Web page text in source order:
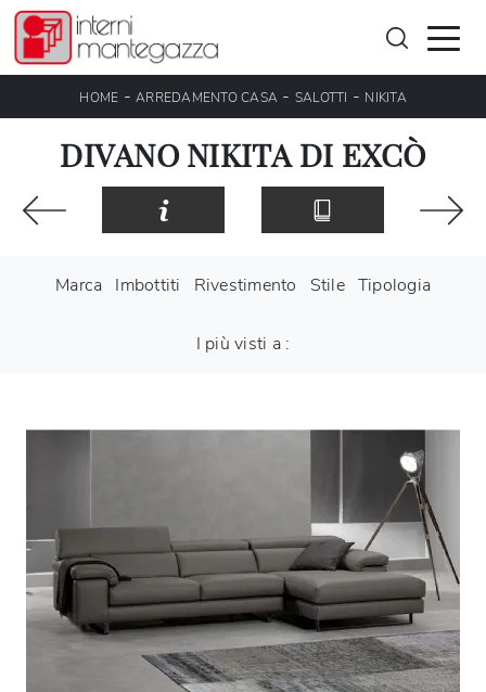
HOME - ARREDAMENTO CASA - SALOTTI - NIKITA
DIVANO NIKITA DI EXCÒ
Marca Imbottiti Rivestimento Stile Tipologia
I più visti a :